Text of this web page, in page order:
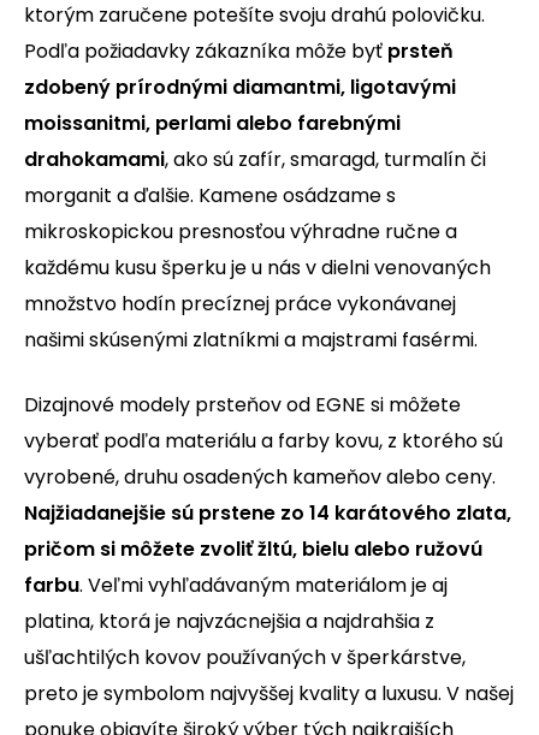
ktorým zaručene potešíte svoju drahú polovičku.
Podľa požiadavky zákazníka môže byť prsteň
zdobený prírodnými diamantmi, ligotavými
moissanitmi, perlami alebo farebnými
drahokamami, ako sú zafír, smaragd, turmalín či
morganit a ďalšie. Kamene osádzames
mikroskopickou presnosťou výhradne ručne a
každému kusu šperku je u nás v dielni venovaných
množstvo hodín precíznej práce vykonávanej
našimi skúsenými zlatníkmi a majstrami fasérmi.
Dizajnové modely prsteňov od EGNE si môžete
vyberať podľa materiálu a farby kovu, z ktorého sú
vyrobené, druhu osadených kameňov alebo ceny.
Najžiadanejšie sú prstene zo 14 karátového zlata,
pričom si môžete zvoliť žltú, bielu alebo ružovú
farbu. Veľmi vyhľadávaným materiálom je aj
platina, ktorá je najvzácnejšia a najdrahšia z
ušľachtilých kovov používaných v šperkárstve,
preto je symbolom najvyššej kvality a luxusu. V našej